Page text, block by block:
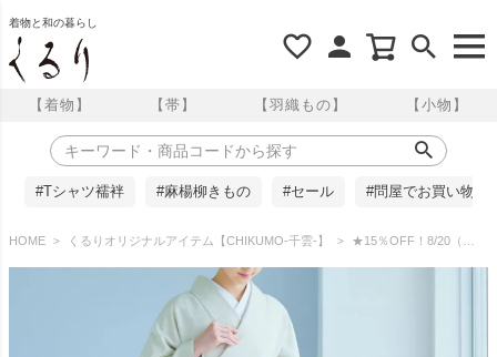
着物と和の暮らし
【着物】 【帯】 【羽織もの】 【小物】
#Tシャツ襦袢 #麻楊柳きもの #セール #問屋でお買い物
HOME くるりオリジナルアイテム【CHIKUMO-千雲-】 ★15％OFF！8/20（木）10時まで★【CHIKUMO-千雲-】洗える裾除け 更紗 ネイビー 晴雨兼用 雨コート くるり